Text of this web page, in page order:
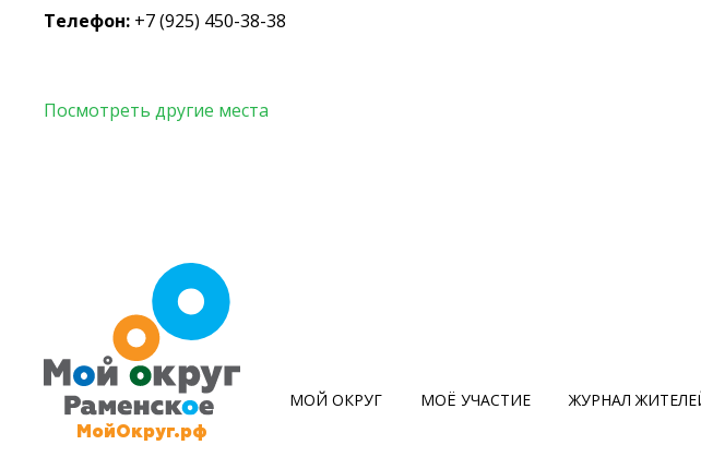
Телефон: +7 (925) 450-38-38
Посмотреть другие места
МойОкруг.рф
МОЙ ОКРУГ МОЁ УЧАСТИЕ ЖУРНАЛ